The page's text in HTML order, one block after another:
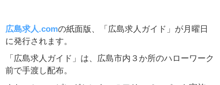
広島求人.comの紙面版、「広島求人ガイド」が月曜日
に発行されます。
「広島求人ガイド」は、広島市内３か所のハローワーク
前で手渡し配布。